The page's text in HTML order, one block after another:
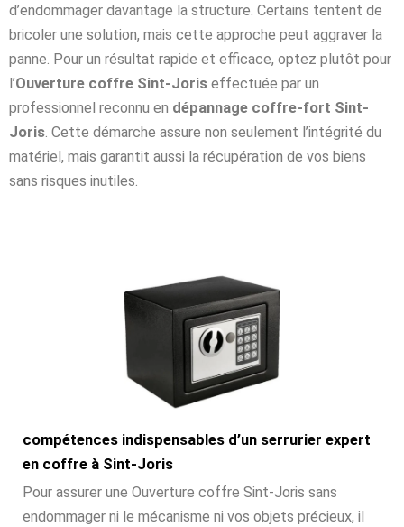
d’endommager davantage la structure. Certains tentent de
bricoler une solution, mais cette approche peut aggraver la
panne. Pour un résultat rapide et efficace, optez plutôt pour
l’Ouverture coffre Sint-Joris effectuée par un
professionnel reconnu en dépannage coffre-fort Sint-
Joris. Cette démarche assure non seulement l’intégrité du
matériel, mais garantit aussi la récupération de vos biens
sans risques inutiles.
compétences indispensables d’un serrurier expert
en coffre à Sint-Joris
Pour assurer une Ouverture coffre Sint-Joris sans
endommager ni le mécanisme ni vos objets précieux, il